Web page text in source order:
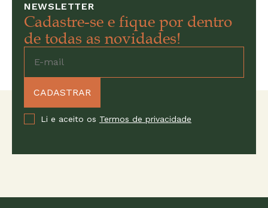
NEWSLETTER
Cadastre-se e fique por dentro
de todas as novidades!
Li e aceito os Termos de privacidade